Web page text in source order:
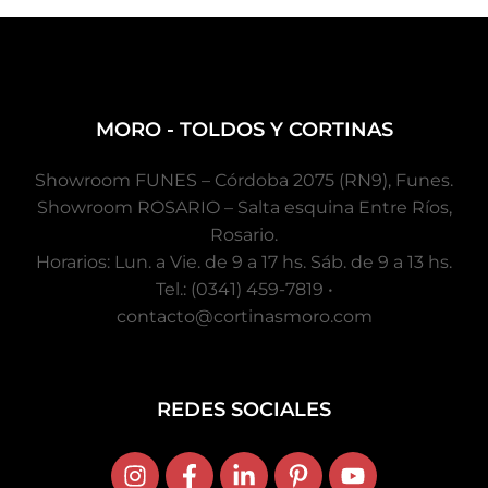
MORO - TOLDOS Y CORTINAS
Showroom FUNES – Córdoba 2075 (RN9), Funes.
Showroom ROSARIO – Salta esquina Entre Ríos,
Rosario.
Horarios: Lun. a Vie. de 9 a 17 hs. Sáb. de 9 a 13 hs.
Tel.: (0341) 459-7819 •
contacto@cortinasmoro.com
REDES SOCIALES